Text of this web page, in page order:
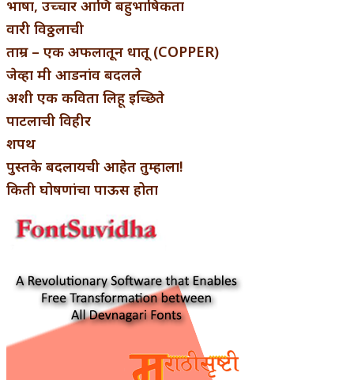
भाषा, उच्चार आणि बहुभाषिकता
वारी विठ्ठलाची
ताम्र – एक अफलातून धातू (COPPER)
जेव्हा मी आडनांव बदलले
अशी एक कविता लिहू इच्छिते
पाटलाची विहीर
शपथ
पुस्तके बदलायची आहेत तुम्हाला!
किती घोषणांचा पाऊस होता